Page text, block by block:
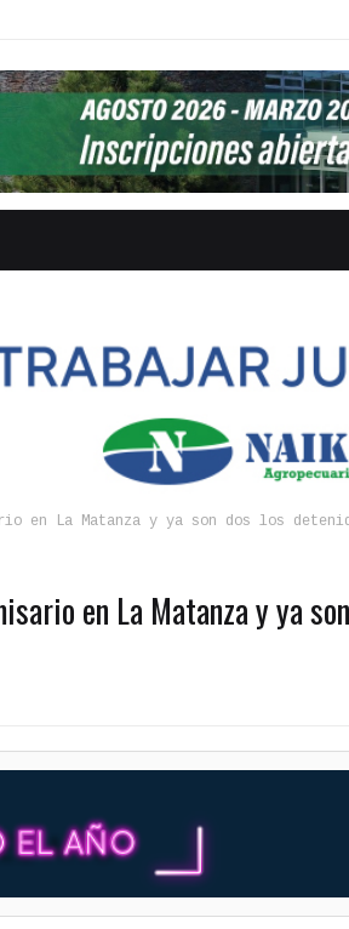
en La Matanza y ya son dos los
en La Matanza y ya son